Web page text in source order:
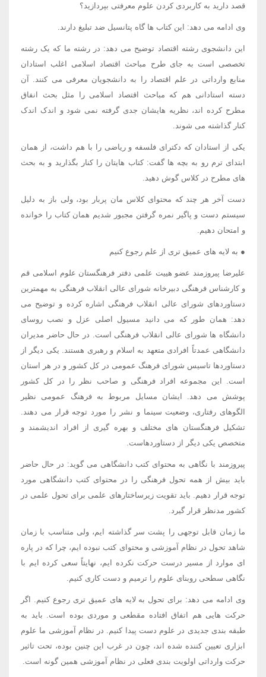
قصد دارید به کاربردی کردن علوم معرفتی بپردازید؟
وی ادامه می دهد: این کتاب ها گاه پتانسیل ضد تبلیغ دارند.
این دانشجوی رشته اقتصاد توضیح می دهد: در رشته ما که یک رشته
تخصصی است به جای طرح مباحث اقتصاد اسلامی اغلب استادان
منابع وارداتی در علم اقتصاد را به دانشجویان معرفی می کنند. آن
دسته استادانی هم که مباحث اقتصاد اسلامی را مثل بحث انفاق
مطرح کرده اند، نظریه هایشان جدی گرفته نمی شود و اندک اندک
کنار گذاشته می شوند.
یکی از استادان که دکترای فلسفه و ریاضی را با هم داشت، از همان
ابتدای ترم رو به بچه ها گفت: کتاب هایتان را کنار بگذارید و به بحث
های مطرح در کلاس گوش دهید.
دست آخر هر چند که محتوای کلاس مان پربار بود، ولی باز به دلیل
سیستم دست و پاگیر نمره گرفتن مجبور شدیم همان کتاب را خوانده
و امتحان دهیم.
● به لایه های عمیق تری از علم رجوع کنیم
علیرضا پیروزمند عضو هییت علمی دفتر فرهنگستان علوم اسلامی قم
و کارشناس فرهنگی دبیرخانه شورای عالی انقلاب فرهنگی به مهمترین
دستاوردهای شورای عالی انقلاب فرهنگی اشاره کرده و توضیح می
دهد: همان طور که می دانید مسیول اصلی عزل و نصب روسای
دانشگاه ها شورای عالی انقلاب فرهنگی است. در حال حاضر مدیران
دانشگاهی عمدتاً افرادی متعهد به اسلام و رهبری هستند. یکی دیگر از
دستاوردها تاسیس شورای فرهنگ عمومی در کل کشور و در هر استان
است. این مجموعه افراد فرهنگی و صاحب نظر را در کل کشور
پوشش می دهد. ایشان مسایل مربوط به فرهنگ عمومی نظیر
الگوهای رفتاری، وضعیت سینما و نشر را مورد توجه قرار می دهند.
تشکیل فرهنگستان های مختلف و بهره گیری از افراد اندیشمند و
متخصص یکی دیگر از دستاوردهاست.
پیروزمند با نگاهی به محتوای کتب دانشگاهی می گوید: در حال حاضر
باید بیش از همه تحول فرهنگی را در محتوای کتب دانشگاهی مورد
توجه قرار دهیم. باید تقویت زیرساختارهای علمی برای تحول علمی در
کشور مدنظر قرار گیرد.
ما زمان قابل توجهی را پشت سر گذاشته ایم، ولی متناسب با زمان
شاهد تحول در نظام آموزشی و محتوای کتب نبوده ایم، چرا که در پاره
ای موارد از مسیر درست حرکت نکرده ایم، نهایتاً سعی کرده ایم با
نگاهی سطحی روبنای علوم را ترمیم و دست کاری کنیم.
وی ادامه می دهد: برای تحول به لایه های عمیق تری رجوع کنیم. اگر
حرکت هایی هم اتفاق افتاده مقطعی و موردی بوده است. باید به
طبقه بندی جدیدی در علوم دست پیدا کنیم. در نظام آموزشی ما علوم
ابزاری تعیین کننده شده اند، چون در غرب این چنین بوده، تحت تاثیر
حرکت وارداتی اولویت بندی فعلی در نظام آموزشی همین گونه است.